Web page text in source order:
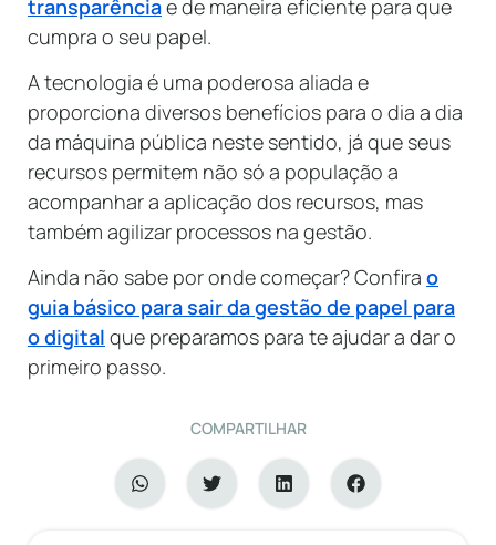
transparênciae de maneira eficiente para que
cumpra o seu papel.
A tecnologia é uma poderosa aliada e
proporciona diversos benefícios para o dia a dia
da máquina pública neste sentido, já que seus
recursos permitem não só a população a
acompanhar a aplicação dos recursos, mas
também agilizar processos na gestão.
Ainda não sabe por onde começar? Confira o
guia básico para sair da gestão de papel para
o digital que preparamos para te ajudar a dar o
primeiro passo.
COMPARTILHAR